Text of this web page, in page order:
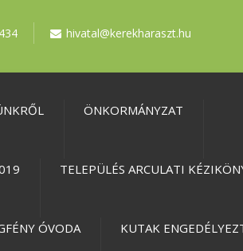
hivatal@kerekharaszt.hu
ÖNKORMÁNYZAT
TELEPÜLÉS ARCULATI
ÓVODA KUTAK